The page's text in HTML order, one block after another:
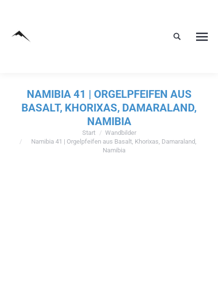
NAMIBIA 41 | ORGELPFEIFEN AUS
BASALT, KHORIXAS, DAMARALAND,
NAMIBIA
Start
Wandbilder
Namibia 41 | Orgelpfeifen aus Basalt, Khorixas, Damaraland,
Namibia